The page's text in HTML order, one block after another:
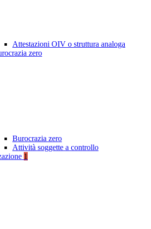
Attestazioni OIV o struttura analoga
zero
Burocrazia zero
Attività soggette a controllo
1